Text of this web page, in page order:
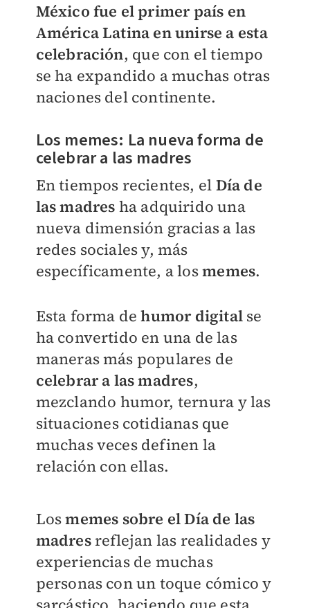
México fue el primer país en
América Latina en unirse a esta
celebración, que con el tiempo
se ha expandido a muchas otras
naciones del continente.
Los memes: La nueva forma de
celebrar a las madres
En tiempos recientes, el Día de
las madres ha adquirido una
nueva dimensión gracias a las
redes sociales y, más
específicamente, a losmemes.
Esta forma de humor digitalse
ha convertido en una de las
maneras más populares de
celebrar a las madres,
mezclando humor, ternura y las
situaciones cotidianas que
muchas veces definen la
relación con ellas.
Losmemes sobre el Día de las
madresreflejan las realidades y
experiencias de muchas
personas con un toque cómico y